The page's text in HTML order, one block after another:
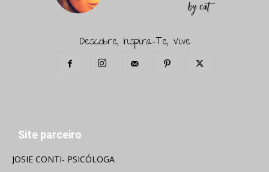
Descobre, Inspira-Te, Vive
Site parceiro
JOSIE CONTI- PSICÓLOGA